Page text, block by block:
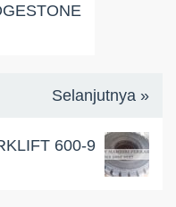
Selanjutnya »
600-9